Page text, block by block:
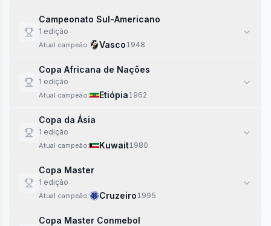
Campeonato Sul-Americano
1 edição
Atual campeão: Vasco1948
Copa Africana de Nações
1 edição
Atual campeão: Etiópia1962
Copa da Ásia
1 edição
Atual campeão: Kuwait1980
Copa Master
1 edição
Atual campeão: Cruzeiro1995
Copa Master Conmebol